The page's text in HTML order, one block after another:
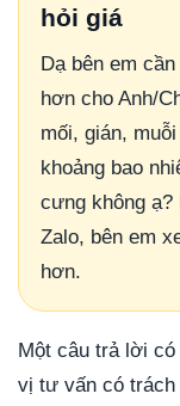
hỏi giá
Dạ bên em
hơn cho Anh/
mối, gián,
khoảng bao
cưng không ạ?
Zalo, bên em
hơn.
Một câu trả lời
vị tư vấn có trách